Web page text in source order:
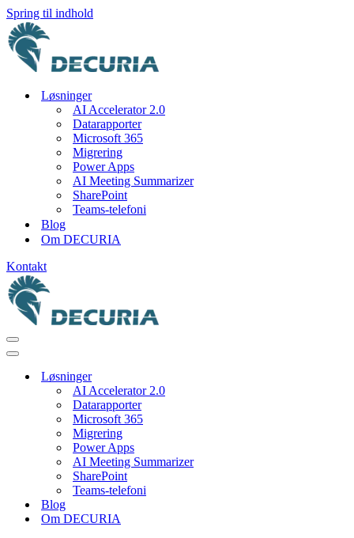
Spring til indhold
Løsninger
AI Accelerator 2.0
Datarapporter
Microsoft 365
Migrering
Power Apps
AI Meeting Summarizer
SharePoint
Teams-telefoni
Blog
Om DECURIA
Kontakt
Navigation
menu
Navigation
Løsninger
AI Accelerator 2.0
Datarapporter
Microsoft 365
Migrering
Power Apps
AI Meeting Summarizer
SharePoint
Teams-telefoni
Blog
Om DECURIA